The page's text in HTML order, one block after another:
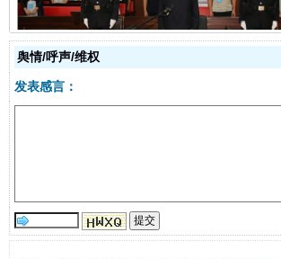
受贿1.44亿！段成刚被判无期
舆情/呼声/维权
发表感言：